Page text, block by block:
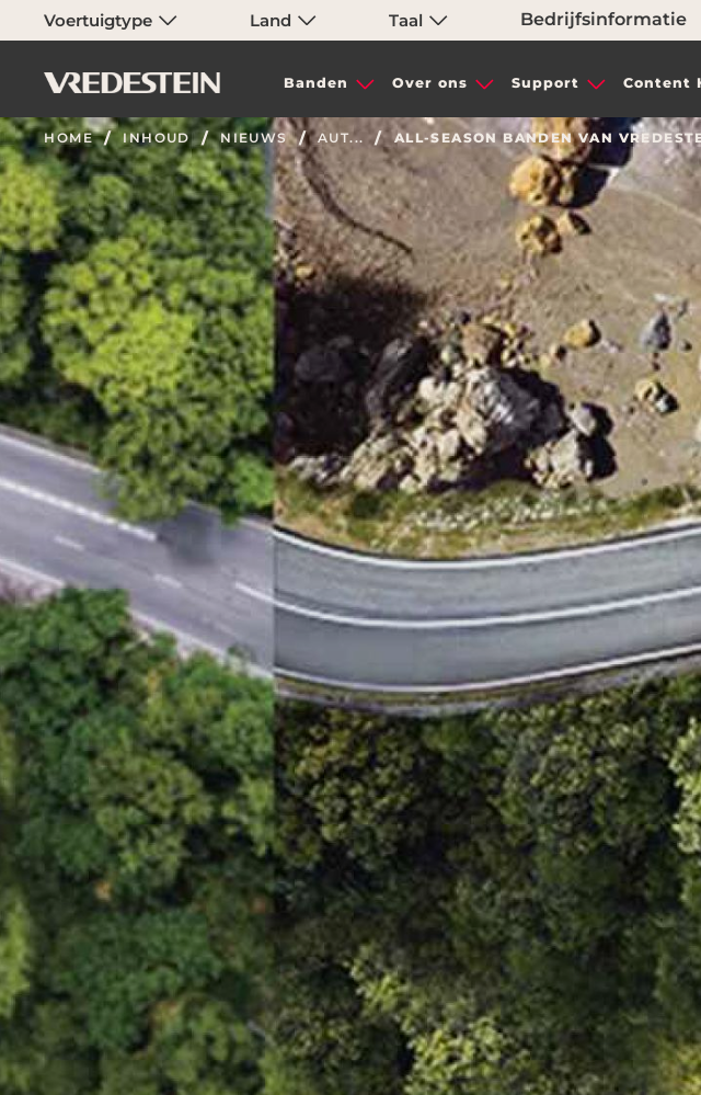
Voertuigtype Land Taal Bedrijfsinformatie
Banden Over ons Support Content
HOME INHOUD NIEUWS AUT... ALL-SEASON BANDEN VAN